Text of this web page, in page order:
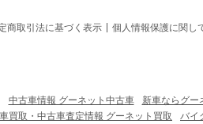
商取引法に基づく表示 個人情報保護に関し
中古車情報 グーネット中古車 新車ならグー
車買取・中古車査定情報 グーネット買取
バイ